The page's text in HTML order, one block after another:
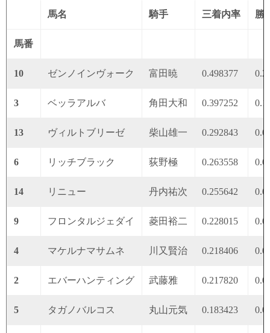
馬名 騎手 三着内率 勝
馬番
10 ゼンノインヴォーク 富田暁 0.498377
3 ベッラアルバ 角田大和 0.397252
13 ヴィルトブリーゼ 柴山雄一 0.292843
6 リッチブラック 荻野極 0.263558
14 リニュー 丹内祐次 0.255642
9 フロンタルジェダイ 菱田裕二 0.228015
4 マケルナマサムネ 川又賢治 0.218406
2 エバーハンティング 武藤雅 0.217820
5 タガノバルコス 丸山元気 0.183423